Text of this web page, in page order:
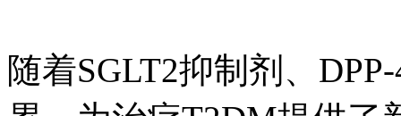
随着SGLT2抑制剂、